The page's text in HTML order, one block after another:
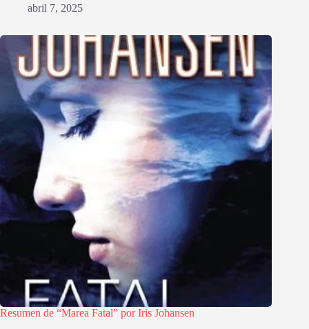
abril 7, 2025
Resumen de “Marea Fatal” por Iris Johansen